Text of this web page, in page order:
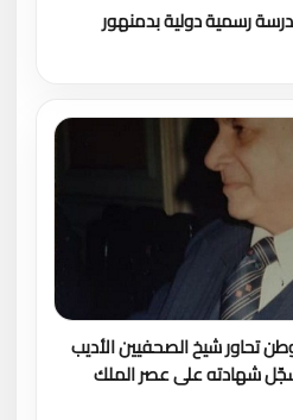
رسمية دولية بدمنهور
تحاور شيخ الصحفيين الأديب
شهادته على عصر الملك